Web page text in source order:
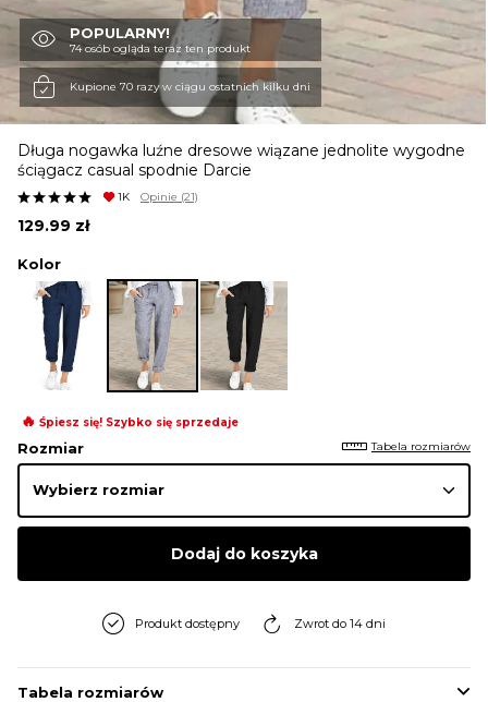
SPÓDNICE
SPODNIE
KOMBINEZONY
DRESY
MARYNARKI
BLUZY
BUTY
POPULARNY!
74 osób ogląda teraz ten produkt
Kupione 70 razy w ciągu ostatnich kilku dni
Długa nogawka luźne dresowe wiązane jednolite wygodne
ściągacz casual spodnie Darcie
1K Opinie (21)
129.99 zł
Kolor
🔥 Śpiesz się! Szybko się sprzedaje
Rozmiar Tabela rozmiarów
Dodaj do koszyka
Produkt dostępny Zwrot do 14 dni
Tabela rozmiarów